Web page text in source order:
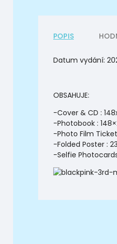
POPIS
Datum vydání:
OBSAHUJE:
-Cover & CD :
-Photobook :
-Photo Film
-Folded Poster :
-Selfie